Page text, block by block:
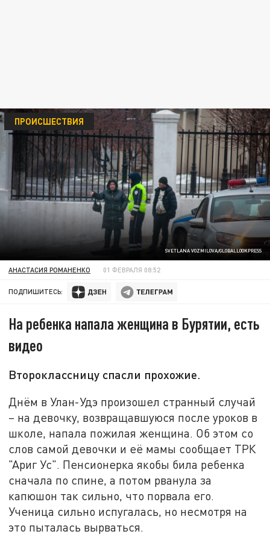
SVETLANA VOZMILOVA/GLOBALLOOKPRESS
ПРОИСШЕСТВИЯ
АНАСТАСИЯ РОМАНЕНКО 01 ФЕВРАЛЯ 08:52
ПОДПИШИТЕСЬ:
На ребенка напала женщина в Бурятии, есть
видео
Второклассницу спасли прохожие.
Днём в Улан-Удэ произошел странный случай
– на девочку, возвращавшуюся после уроков в
школе, напала пожилая женщина. Об этом со
слов самой девочки и её мамы сообщает ТРК
"Ариг Ус". Пенсионерка якобы била ребенка
сначала по спине, а потом рванула за
капюшон так сильно, что порвала его.
Ученица сильно испугалась, но несмотря на
это пыталась вырваться.